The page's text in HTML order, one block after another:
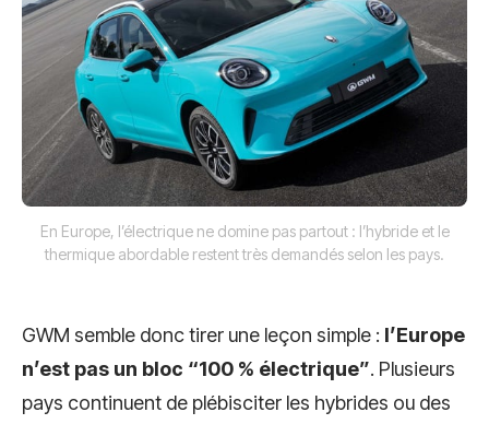
En Europe, l’électrique ne domine pas partout : l’hybride et le
thermique abordable restent très demandés selon les pays.
GWM semble donc tirer une leçon simple : l’Europe
n’est pas un bloc “100 % électrique”. Plusieurs
pays continuent de plébisciter les hybrides ou des